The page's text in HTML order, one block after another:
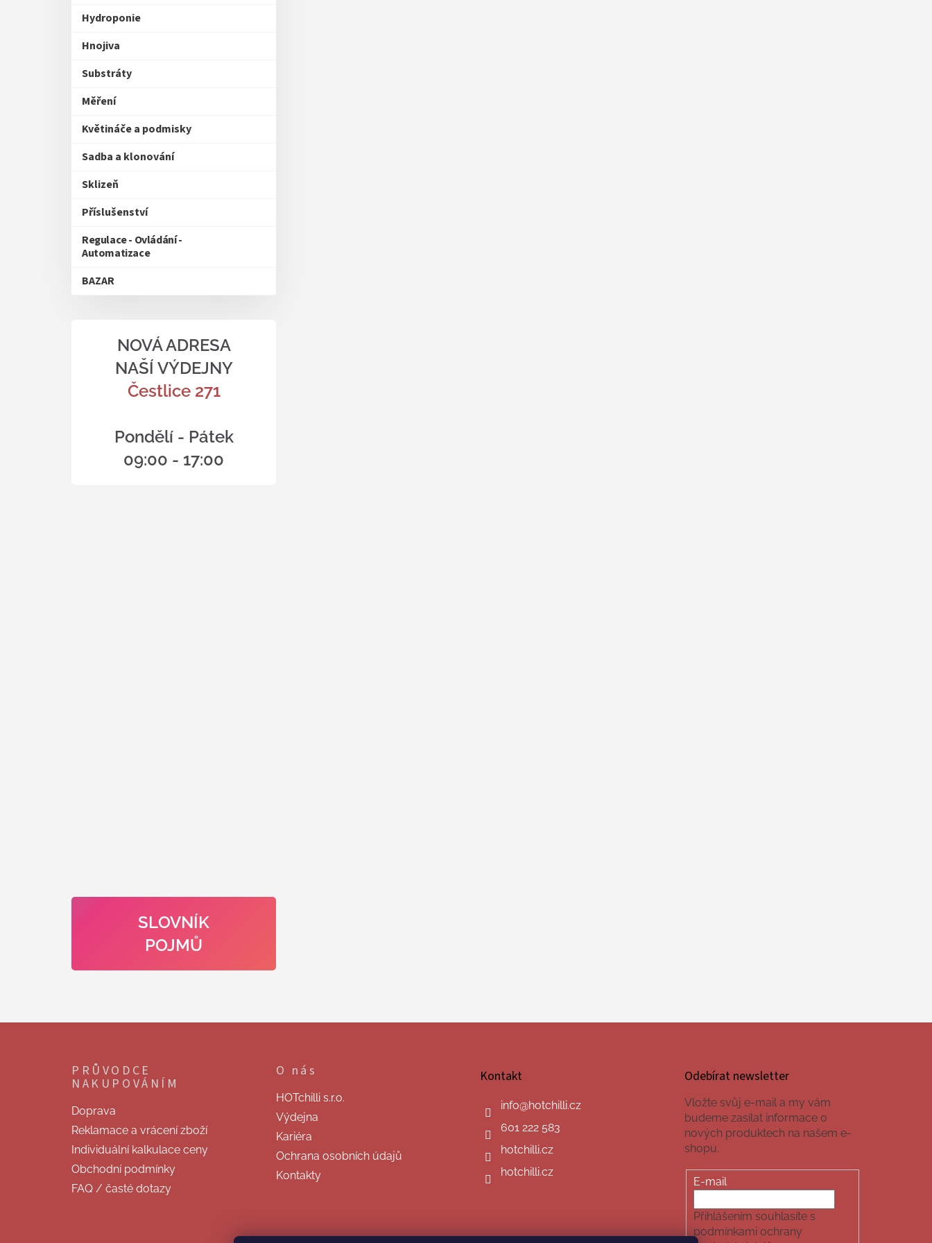
Hydroponie
Hnojiva
Substráty
Měření
Květináče a podmisky
Sadba a klonování
Sklizeň
Příslušenství
Regulace - Ovládání -
Automatizace
BAZAR
NOVÁ ADRESA
NAŠÍ VÝDEJNY
Čestlice 271
Pondělí - Pátek
09:00 - 17:00
SLOVNÍK
POJMŮ
PRŮVODCE
NAKUPOVÁNÍM
Doprava
Reklamace a vrácení zboží
Individuální kalkulace ceny
Obchodní podmínky
FAQ / časté dotazy
O nás
HOTchilli s.r.o.
Výdejna
Kariéra
Ochrana osobních údajů
Kontakty
Kontakt
info@hotchilli.cz
601 222 583
hotchilli.cz
hotchilli.cz
Odebírat newsletter
Vložte svůj e-mail a my vám
budeme zasílat informace o
nových produktech na našem e-
shopu.
E-mail
Přihlášením souhlasíte s
podmínkami ochrany